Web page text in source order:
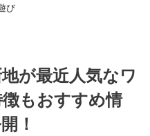
び
地が最近人気なワ
もおすすめ情
！